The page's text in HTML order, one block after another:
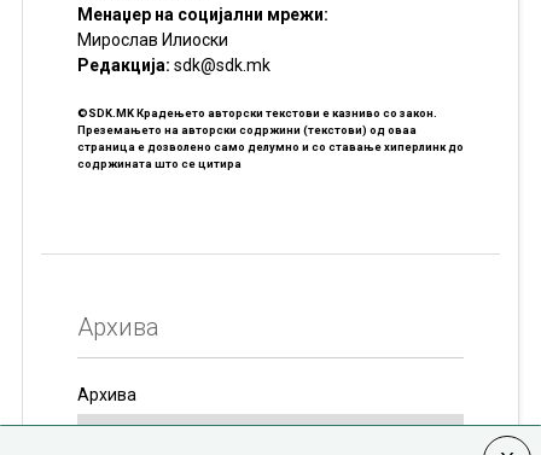
Менаџер на социјални мрежи:
Мирослав Илиоски
Редакцијa: sdk@sdk.mk
©SDK.MK Крадењето авторски текстови е казниво со закон.
Преземањето на авторски содржини (текстови) од оваа
страница е дозволено само делумно и со ставање хиперлинк до
содржината што се цитира
Архива
Архива